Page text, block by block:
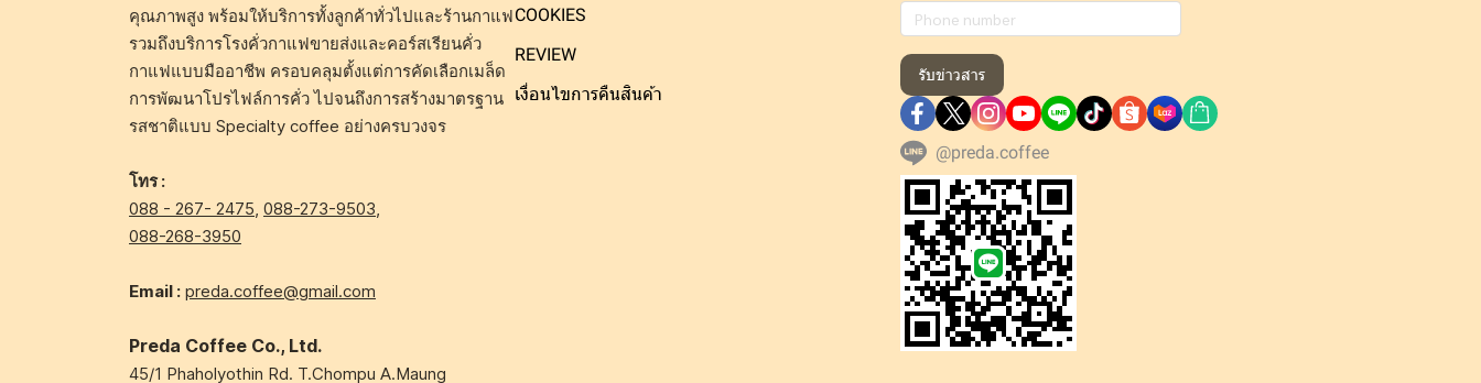
คุณภาพสูง พร้อมให้บริการทั้งลูกค้าทั่วไปและร้านกาแฟ
รวมถึงบริการโรงคั่วกาแฟขายส่งและคอร์สเรียนคั่ว
กาแฟแบบมืออาชีพ ครอบคลุมตั้งแต่การคัดเลือกเมล็ด
การพัฒนาโปรไฟล์การคั่ว ไปจนถึงการสร้างมาตรฐาน
รสชาติแบบ Specialty coffee อย่างครบวงจร
โทร :
088 - 267- 2475 088-273-9503
088-268-3950
Email : preda.coffee@gmail.com
Preda Coffee Co., Ltd.
45/1 Phaholyothin Rd. T.Chompu A.Maung
COOKIES
REVIEW
เงื่อนไขการคืนสินค้า
รับข่าวสาร
@preda.coffee